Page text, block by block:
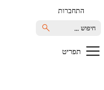
תפריט
התחברות
חיפוש ...